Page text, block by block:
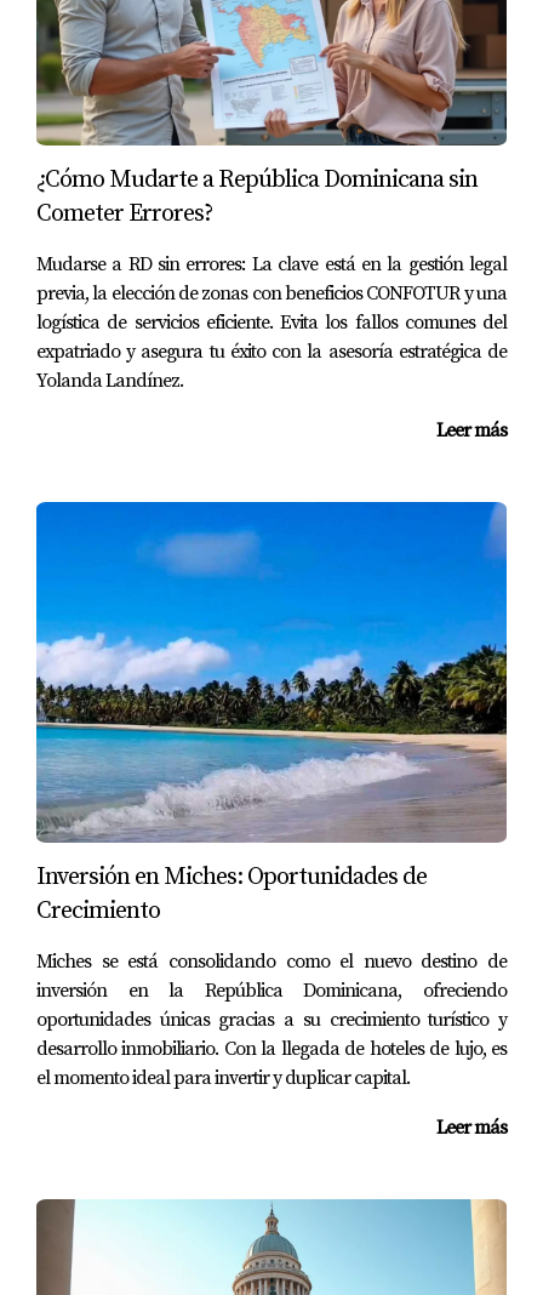
los huéspedes pueden relajarse junto a la piscina
mientras disfrutan de un cóctel tropical puede ser mucho
más atractivo. Un propietario que aplicó esta técnica vio
un aumento significativo en el interés por su propiedad,
ya que los viajeros podían visualizarse disfrutando de
esas experiencias.
No olvide resaltar las amenidades especiales que ofrece
su alojamiento. Si tiene acceso directo a la playa o
servicios como clases de yoga al amanecer, asegúrese de
mencionarlo. Una propiedad boutique en Punta Cana
Branding Coherente
Construyendo Confianza a Través del
Branding
Un branding coherente refuerza la identidad de su
propiedad y genera confianza entre los viajeros. Desde
un logo atractivo hasta una presencia online uniforme,
cada elemento cuenta. La creación de un sitio web
profesional y perfiles activos en redes sociales puede
ayudar a establecer su marca en la mente del
consumidor. Un hotel familiar en Punta Cana
implementó un branding consistente y notó cómo esto no
de huéspedes.
Comunicación Profesional y Amigable
La forma en que se comunica con sus huéspedes
potenciales también juega un papel crucial. Responder
rápidamente a consultas y mantener un tono amigable
una oportunidad perdida. Un estudio reveló que las
propiedades que responden dentro de las primeras
horas tienen un 50% más de probabilidades de cerrar
¿Cómo Mudarte a República Dominicana sin
Cometer Errores?
Mudarse a RD sin errores: La clave está en la gestión legal
previa, la elección de zonas con beneficios CONFOTUR y una
logística de servicios eficiente. Evita los fallos comunes del
expatriado y asegura tu éxito con la asesoría estratégica de
Yolanda Landínez.
Leer más
Inversión en Miches: Oportunidades de
Crecimiento
Miches se está consolidando como el nuevo destino de
inversión en la República Dominicana, ofreciendo
oportunidades únicas gracias a su crecimiento turístico y
desarrollo inmobiliario. Con la llegada de hoteles de lujo, es
el momento ideal para invertir y duplicar capital.
Leer más